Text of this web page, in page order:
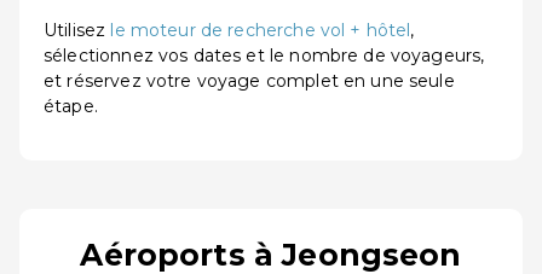
Utilisez le moteur de recherche vol + hôtel,
sélectionnez vos dates et le nombre de voyageurs,
et réservez votre voyage complet en une seule
étape.
Aéroports à Jeongseon